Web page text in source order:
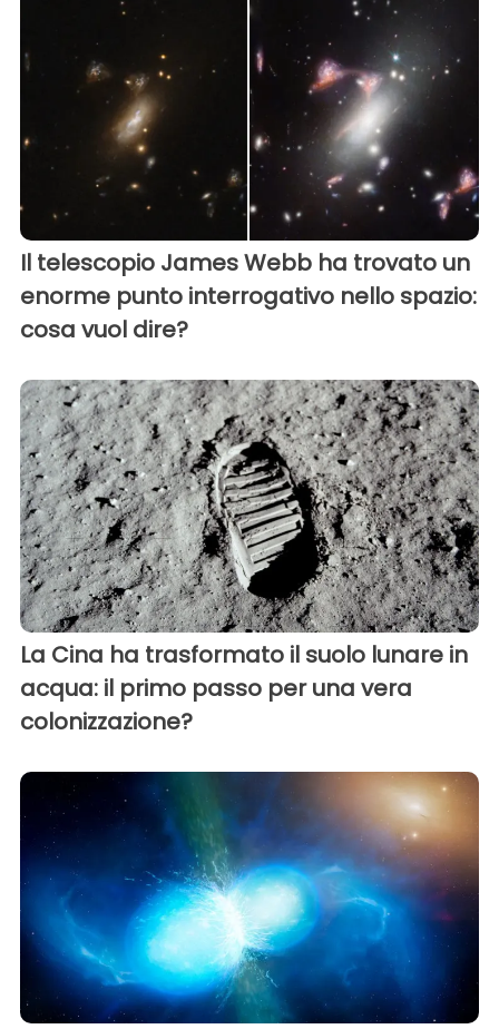
Il telescopio James Webb ha trovato un
enorme punto interrogativo nello spazio:
cosa vuol dire?
La Cina ha trasformato il suolo lunare in
acqua: il primo passo per una vera
colonizzazione?